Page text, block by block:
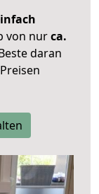
von nurca.
daran